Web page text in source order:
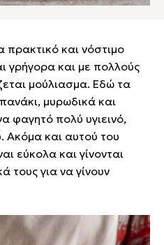
πρακτικό και νόστιμο
γρήγορα και με πολλούς
μούλιασμα. Εδώ τα
μυρωδικά και
φαγητό πολύ υγιεινό,
Ακόμα και αυτού του
εύκολα και γίνονται
τους για να γίνουν